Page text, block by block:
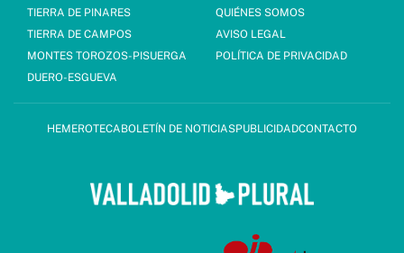
TIERRA DE PINARES
TIERRA DE CAMPOS
MONTES TOROZOS-PISUERGA
DUERO-ESGUEVA
QUIÉNES SOMOS
AVISO LEGAL
POLÍTICA DE PRIVACIDAD
HEMEROTECABOLETÍN DE NOTICIASPUBLICIDADCONTACTO